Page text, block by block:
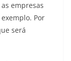
empresas
Por
será